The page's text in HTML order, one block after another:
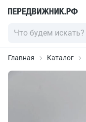
Главная Каталог